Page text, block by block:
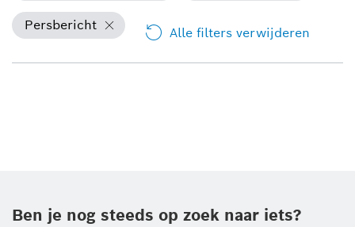
Persbericht Alle filters verwijderen
Ben je nog steeds op zoek naar iets?